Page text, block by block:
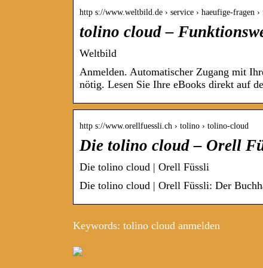
http s://www.weltbild.de › service › haeufige-fragen
tolino cloud –
Weltbild
Anmelden. Automatischer Zugang mit
nötig. Lesen Sie Ihre eBooks direkt auf
http s://www.orellfuessli.ch › tolino › tolino-cloud
Die tolino cloud – Orell
Die tolino cloud | Orell Füssli
Die tolino cloud | Orell Füssli: Der
Keywords: tolino cloud anmelden